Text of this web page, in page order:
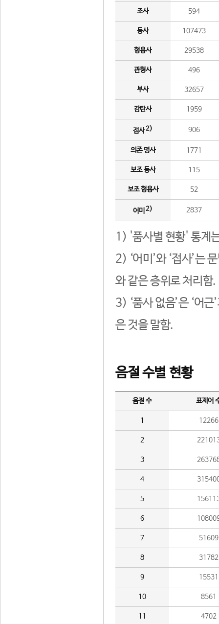
조사 594
동사 107473
형용사 29538
관형사 496
부사 32657
감탄사 1959
접사2) 906
의존 명사 1771
보조 동사 115
보조 형용사 52
어미 2) 2837
1) '품사별 현황' 통계
2) ‘어미’와 ‘접사’는
와 같은 층위로 처리함.
3) ‘품사 없음’은 ‘어
은 것을 말함.
음절 수별 현황
음절 수 표제어
1 12266
2
3
4
5
6
7 51609
8 31782
9 15531
10 8561
11 4702